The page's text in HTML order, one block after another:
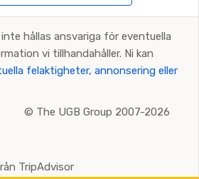
hållas ansvariga för eventuella
vi tillhandahåller. Ni kan
felaktigheter, annonsering eller
© The UGB Group 2007-2026
TripAdvisor